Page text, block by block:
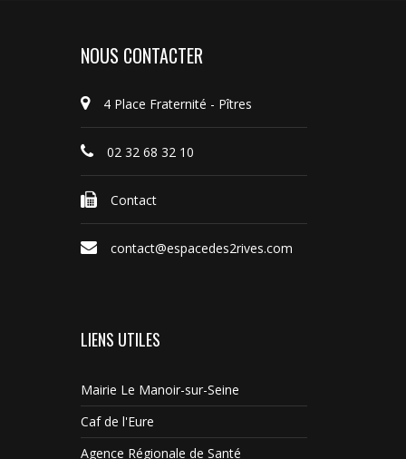
NOUS CONTACTER
4 Place Fraternité - Pîtres
02 32 68 32 10
Contact
contact@espacedes2rives.com
LIENS UTILES
Mairie Le Manoir-sur-Seine
Caf de l'Eure
Agence Régionale de Santé